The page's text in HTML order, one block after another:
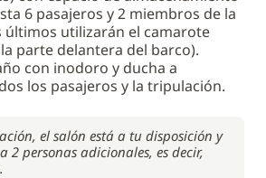
6 pasajeros y 2 miembros de la
utilizarán el camarote
parte delantera del barco).
con inodoro y ducha a
los pasajeros y la tripulación.
el salón está a tu disposición y
2 personas adicionales, es decir,